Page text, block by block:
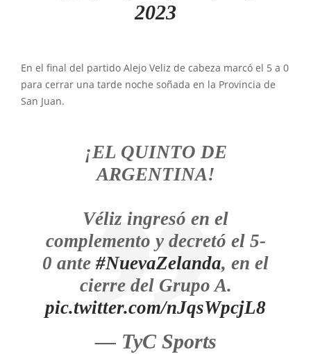
2023
En el final del partido Alejo Veliz de cabeza marcó el 5 a 0
para cerrar una tarde noche soñada en la Provincia de
San Juan.
¡EL QUINTO DE
ARGENTINA!
Véliz ingresó en el
complemento y decretó el 5-
0 ante #NuevaZelanda, en el
cierre del Grupo A.
pic.twitter.com/nJqsWpcjL8
— TyC Sports